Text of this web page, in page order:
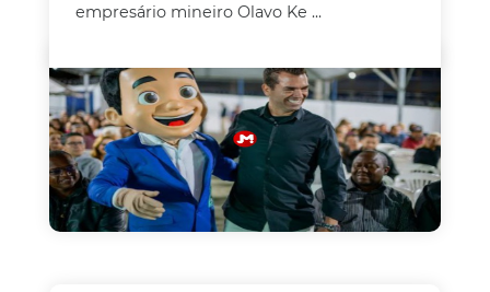
empresário mineiro Olavo Ke ...